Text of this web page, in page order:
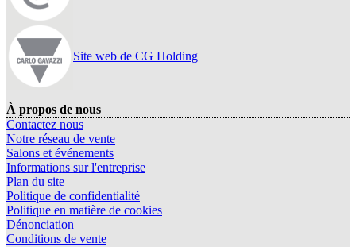
Site web de CG Holding
À propos de nous
Contactez nous
Notre réseau de vente
Salons et événements
Informations sur l'entreprise
Plan du site
Politique de confidentialité
Politique en matière de cookies
Dénonciation
Conditions de vente